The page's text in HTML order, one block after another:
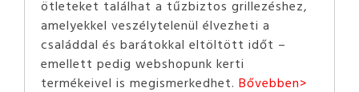
ötleteket találhat a tűzbiztos grillezéshez,
amelyekkel veszélytelenül élvezheti a
családdal és barátokkal eltöltött időt –
emellett pedig webshopunk kerti
termékeivel is megismerkedhet. Bővebben>